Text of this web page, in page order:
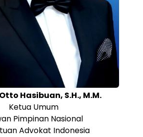
Hasibuan, S.H., M.M.
Ketua Umum
Pimpinan Nasional
Advokat Indonesia